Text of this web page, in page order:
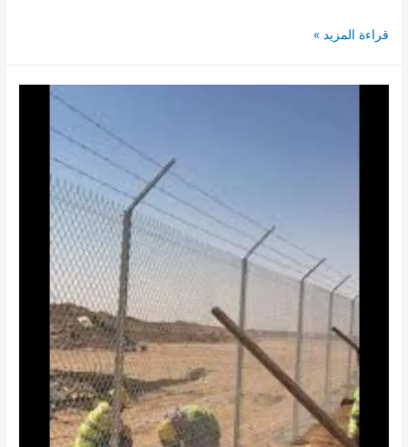
مظلات
قراءة المزيد »